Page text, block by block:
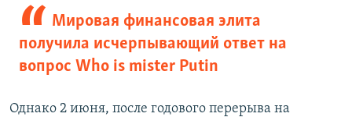
Мировая финансовая элита
получила исчерпывающий ответ на
вопрос Who is mister Putin
Однако 2 июня, после годового перерыва на